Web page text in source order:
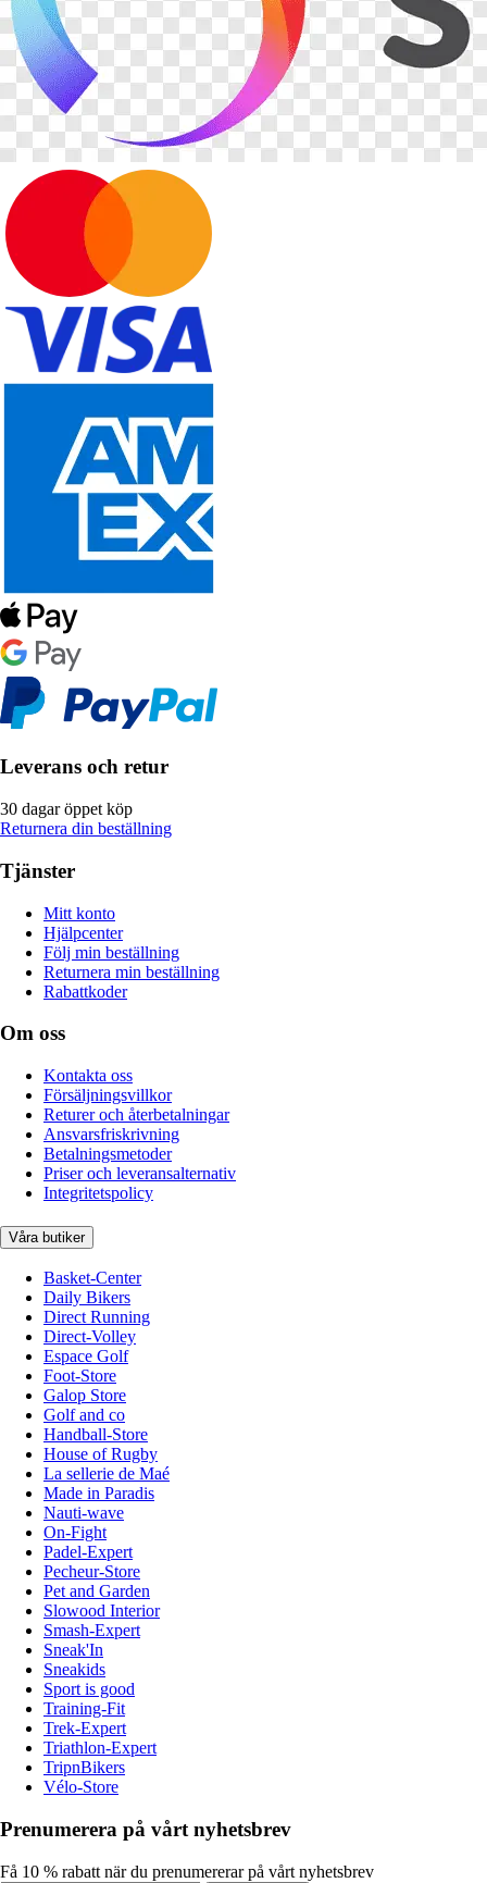
Leverans och retur
30 dagar öppet köp
Returnera din beställning
Tjänster
Mitt konto
Hjälpcenter
Följ min beställning
Returnera min beställning
Rabattkoder
Om oss
Kontakta oss
Försäljningsvillkor
Returer och återbetalningar
Ansvarsfriskrivning
Betalningsmetoder
Priser och leveransalternativ
Integritetspolicy
Våra butiker
Basket-Center
Daily Bikers
Direct Running
Direct-Volley
Espace Golf
Foot-Store
Galop Store
Golf and co
Handball-Store
House of Rugby
La sellerie de Maé
Made in Paradis
Nauti-wave
On-Fight
Padel-Expert
Pecheur-Store
Pet and Garden
Slowood Interior
Smash-Expert
Sneak'In
Sneakids
Sport is good
Training-Fit
Trek-Expert
Triathlon-Expert
TripnBikers
Vélo-Store
Prenumerera på vårt nyhetsbrev
Få 10 % rabatt när du prenumererar på vårt nyhetsbrev